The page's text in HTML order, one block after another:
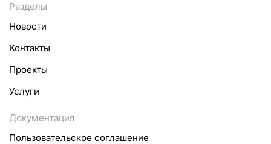
Разделы
Новости
Контакты
Проекты
Услуги
Документация
Пользовательское соглашение